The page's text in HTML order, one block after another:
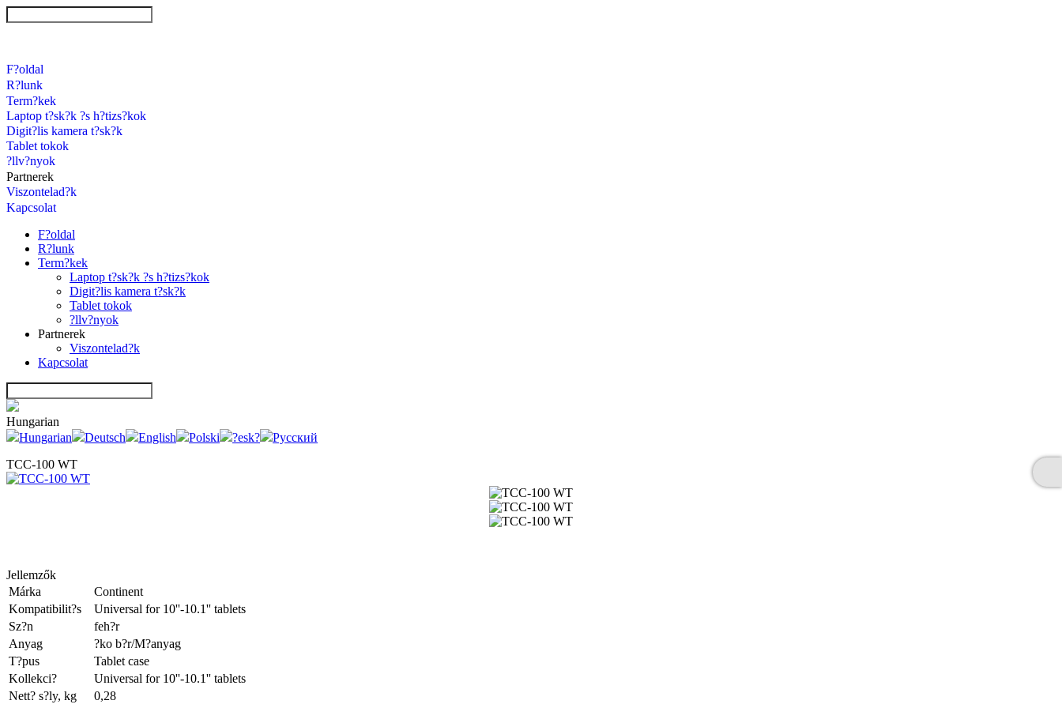
F?oldal
R?lunk
Term?kek
Laptop t?sk?k ?s h?tizs?kok
Digit?lis kamera t?sk?k
Tablet tokok
?llv?nyok
Partnerek
Viszontelad?k
Kapcsolat
F?oldal
R?lunk
Term?kek
Laptop t?sk?k ?s h?tizs?kok
Digit?lis kamera t?sk?k
Tablet tokok
?llv?nyok
Partnerek
Viszontelad?k
Kapcsolat
Hungarian
Hungarian
Deutsch English Polski ?esk?
Русский
TCC-100 WT
Jellemzők
Márka
Continent
Kompatibilit?s
Universal for 10''-10.1'' tablets
Sz?n
feh?r
Anyag
?ko b?r/M?anyag
T?pus
Tablet case
Kollekci?
Universal for 10''-10.1'' tablets
Nett? s?ly, kg
0,28